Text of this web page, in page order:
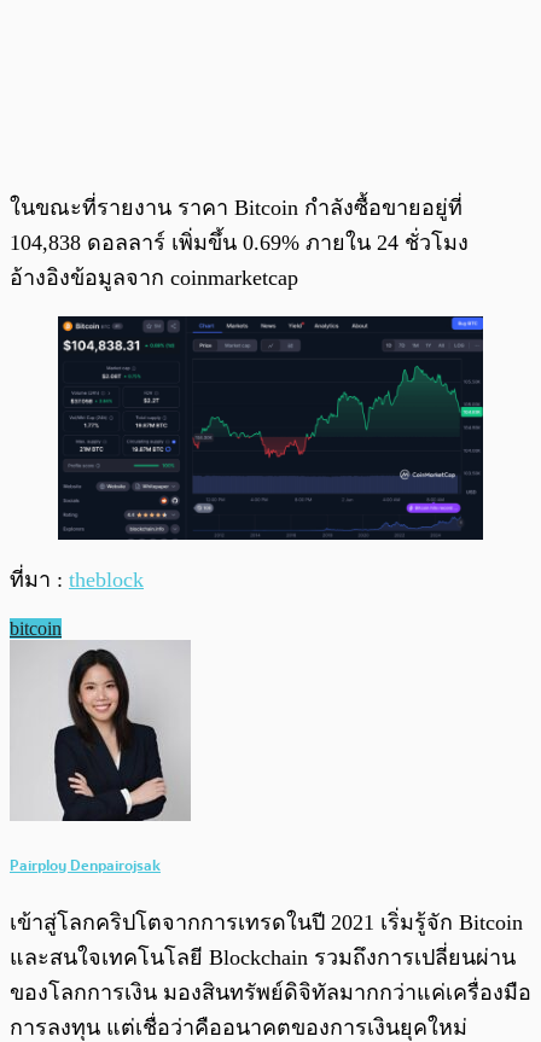
ในขณะที่รายงาน ราคา Bitcoin กำลังซื้อขายอยู่ที่
104,838 ดอลลาร์ เพิ่มขึ้น 0.69% ภายใน 24 ชั่วโมง
อ้างอิงข้อมูลจาก coinmarketcap
ที่มา : theblock
bitcoin
Pairploy Denpairojsak
เข้าสู่โลกคริปโตจากการเทรดในปี 2021 เริ่มรู้จัก Bitcoin
และสนใจเทคโนโลยี Blockchain รวมถึงการเปลี่ยนผ่าน
ของโลกการเงิน มองสินทรัพย์ดิจิทัลมากกว่าแค่เครื่องมือ
การลงทุน แต่เชื่อว่าคืออนาคตของการเงินยุคใหม่